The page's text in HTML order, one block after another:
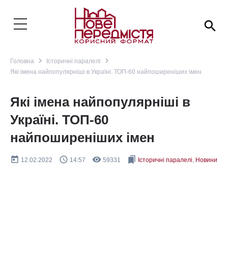
search
Головна navigate_next Історичні паралелі navigate_next
Які імена найпопулярніші в Україні. ТОП-60 найпоширеніших імен
Які імена найпопулярніші в
Україні. ТОП-60
найпоширеніших імен
today 12.02.2022 query_builder 14:57 remove_red_eye 59331 bookmarks Історичні паралелі, Новини